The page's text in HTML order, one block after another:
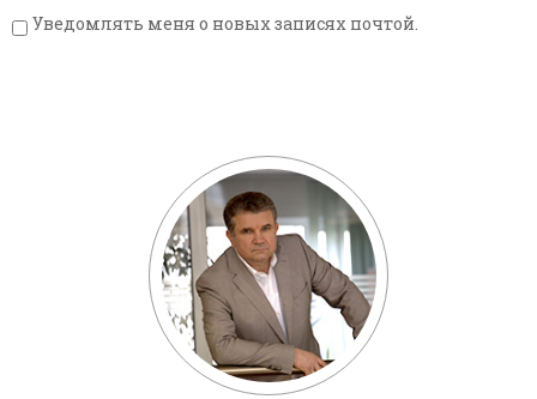
Уведомлять меня о новых записях почтой.